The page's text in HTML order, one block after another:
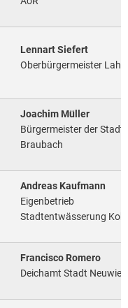
Lennart Siefert
Oberbürgermeister
Joachim Müller
Bürgermeister der Stadt
Braubach
Andreas Kaufmann
Eigenbetrieb
Stadtentwässerung
Francisco Romero
Deichamt Stadt Neuwied